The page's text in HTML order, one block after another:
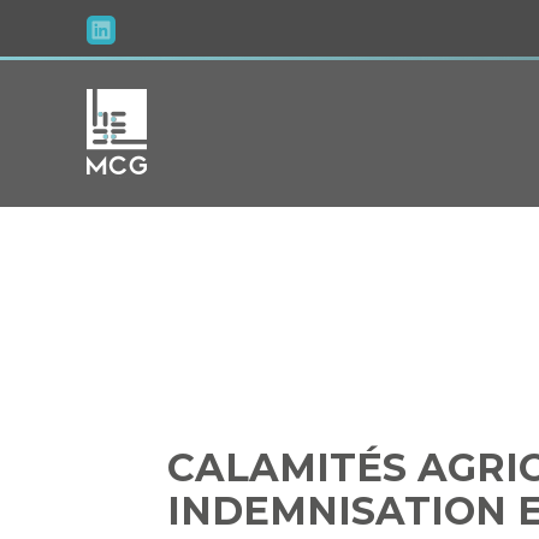
au
CALAMITÉS
INDEMNISATION